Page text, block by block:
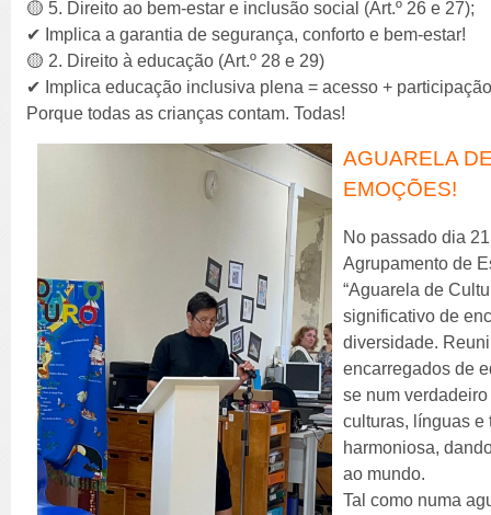
🟡 5. Direito ao bem-estar e inclusão social (Art.º 26 e 27);
✔ Implica a garantia de segurança, conforto e bem-estar!
🟡 2. Direito à educação (Art.º 28 e 29)
✔ Implica educação inclusiva plena = acesso +
Porque todas as crianças contam. Todas!
AGUARELA
EMOÇÕES!
No passado dia
Agrupamento de
“Aguarela de
significativo de
diversidade.
encarregados de
se num
culturas, línguas e
harmoniosa,
ao mundo.
Tal como numa